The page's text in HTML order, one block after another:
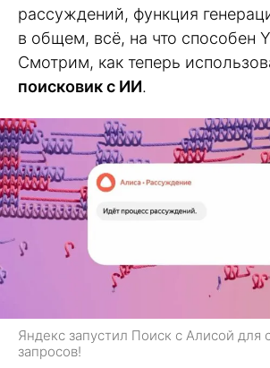
рассуждений, функция
в общем, всё, на что способен
Смотрим, как теперь
поисковик с ИИ.
Яндекс запустил Поиск с Алисой для
запросов!